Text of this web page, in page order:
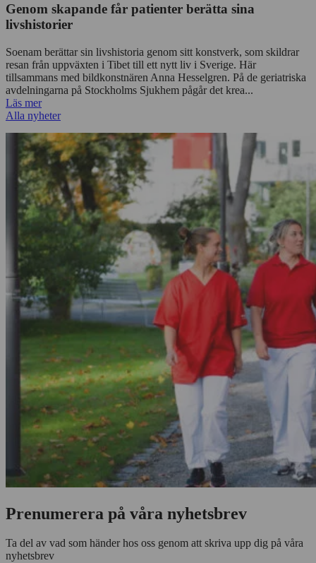
Genom skapande får patienter berätta sina
livshistorier
Soenam berättar sin livshistoria genom sitt konstverk, som skildrar
resan från uppväxten i Tibet till ett nytt liv i Sverige. Här
tillsammans med bildkonstnären Anna Hesselgren. På de geriatriska
avdelningarna på Stockholms Sjukhem pågår det krea...
Läs mer
Alla nyheter
Prenumerera på våra nyhetsbrev
Ta del av vad som händer hos oss genom att skriva upp dig på våra
nyhetsbrev